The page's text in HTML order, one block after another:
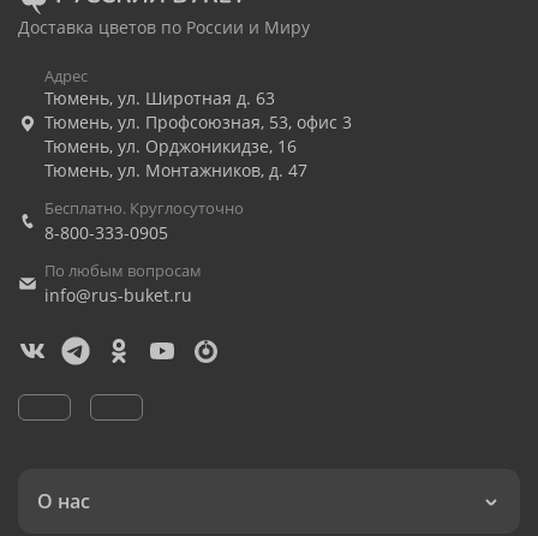
Доставка цветов по России и Миру
Адрес
Тюмень, ул. Широтная д. 63
Тюмень, ул. Профсоюзная, 53, офис 3
Тюмень, ул. Орджоникидзе, 16
Тюмень, ул. Монтажников, д. 47
Бесплатно. Круглосуточно
8-800-333-0905
По любым вопросам
info@rus-buket.ru
О нас